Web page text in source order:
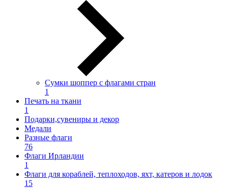
Сумки шоппер с флагами стран
1
Печать на ткани
1
Подарки,сувениры и декор
Медали
Разные флаги
76
Флаги Ирландии
1
Флаги для кораблей, теплоходов, яхт, катеров и лодок
15